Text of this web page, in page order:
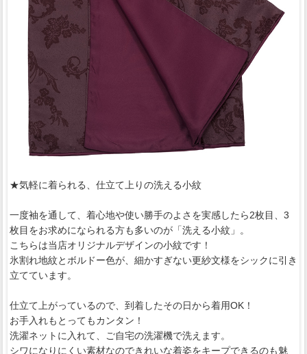
★気軽に着られる、仕立て上りの洗える小紋
一度袖を通して、着心地や使い勝手のよさを実感したら2枚目、3
枚目をお求めになられる方も多いのが「洗える小紋」。
こちらは当店オリジナルデザインの小紋です！
氷割れ地紋とボルドー色が、細かすぎない更紗文様をシックに引き
立てています。
仕立て上がっているので、到着したその日から着用OK！
お手入れもとってもカンタン！
洗濯ネットに入れて、ご自宅の洗濯機で洗えます。
シワになりにくい素材なのできれいな着姿をキープできるのも魅